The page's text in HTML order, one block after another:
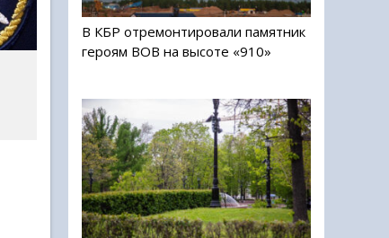
В КБР отремонтировали памятник
героям ВОВ на высоте «910»